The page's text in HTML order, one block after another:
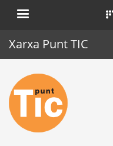
.
Xarxa Punt TIC
Inici
Punt TIC
Actualitat